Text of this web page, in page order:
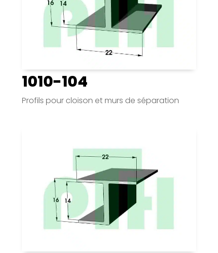
1010-104
Profils pour cloison et murs de séparation